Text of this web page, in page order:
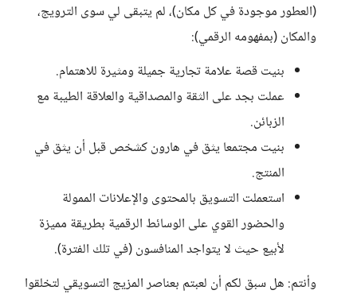
(العطور موجودة في كل مكان)، لم يتبقى لي سوى الترويج،
والمكان (بمفهومه الرقمي):
بنيت قصة علامة تجارية جميلة ومثيرة للاهتمام.
عملت بجد على الثقة والمصداقية والعلاقة الطيبة مع
الزبائن.
بنيت مجتمعا يثق في هارون كشخص قبل أن يثق في
المنتج.
استعملت التسويق بالمحتوى والإعلانات الممولة
والحضور القوي على الوسائط الرقمية بطريقة مميزة
لأبيع حيث لا يتواجد المنافسون (في تلك الفترة).
وأنتم: هل سبق لكم أن لعبتم بعناصر المزيج التسويقي لتخلقوا